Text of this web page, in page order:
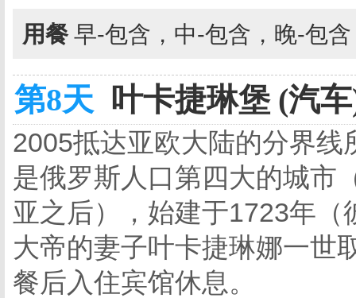
用餐 早-包含，中-包含，晚-包
第8天 叶卡捷琳堡 (汽
2005抵达亚欧大陆的分界
是俄罗斯人口第四大的城市
亚之后），始建于1723年
大帝的妻子叶卡捷琳娜一世
餐后入住宾馆休息。